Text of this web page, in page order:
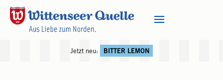
Jetzt neu: BITTER LEMON